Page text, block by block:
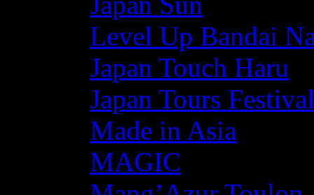
Level Up Bandai
Japan Touch Haru
Japan Tours Festival
Made in Asia
MAGIC